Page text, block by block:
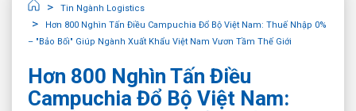
Tin Ngành Logistics
Hơn 800 Nghìn Tấn Điều Campuchia Đổ Bộ Việt Nam: Thuế Nhập 0%
– "Bảo Bối" Giúp Ngành Xuất Khẩu Việt Nam Vươn Tầm Thế Giới
Hơn 800 Nghìn Tấn Điều
Campuchia Đổ Bộ Việt Nam: